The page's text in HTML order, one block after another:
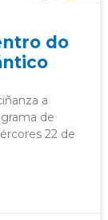
do
a
de
22 de